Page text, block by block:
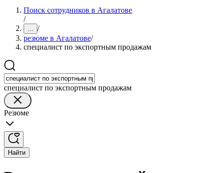
Поиск сотрудников в Агалатове
/
... /
резюме в Агалатове/
специалист по экспортным продажам
специалист по экспортным продажам
Резюме
Найти